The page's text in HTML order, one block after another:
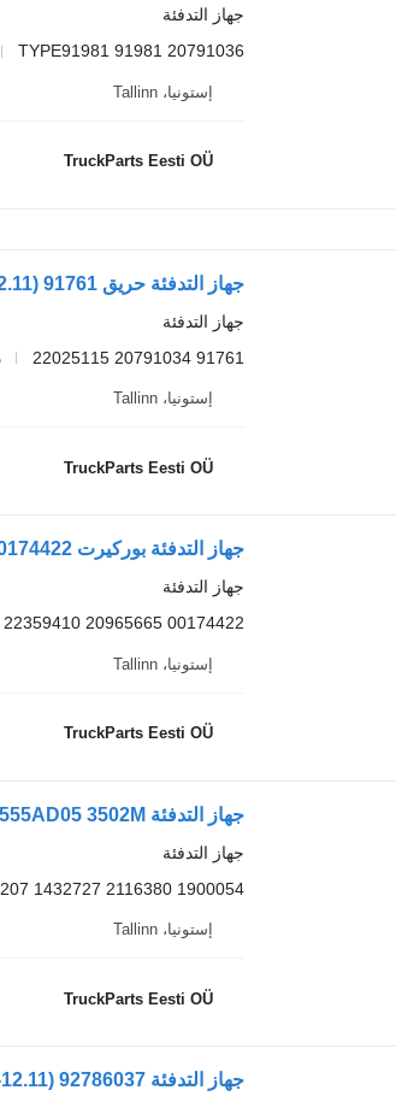
جهاز التدفئة
TYPE91981 91981 20791036
إستونيا، Tallinn
TruckParts Eesti OÜ
جهاز التدفئة
91761 20791034 22025115
إستونيا، Tallinn
TruckParts Eesti OÜ
جهاز التدفئة
00174422 20965665 22359410 23964571 20566182
إستونيا، Tallinn
TruckParts Eesti OÜ
جهاز التدفئة
1432727 2116380 1900054
إستونيا، Tallinn
TruckParts Eesti OÜ